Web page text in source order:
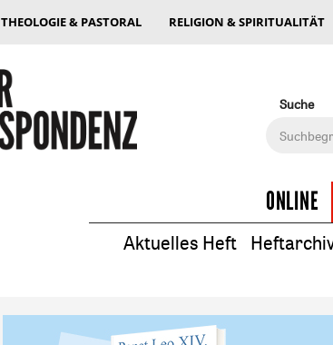
THEOLOGIE & PASTORAL RELIGION & SPIRITUALITÄT
Suche
ONLINE
Aktuelles Heft